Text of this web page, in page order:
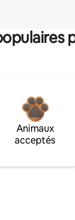
Animaux
acceptés